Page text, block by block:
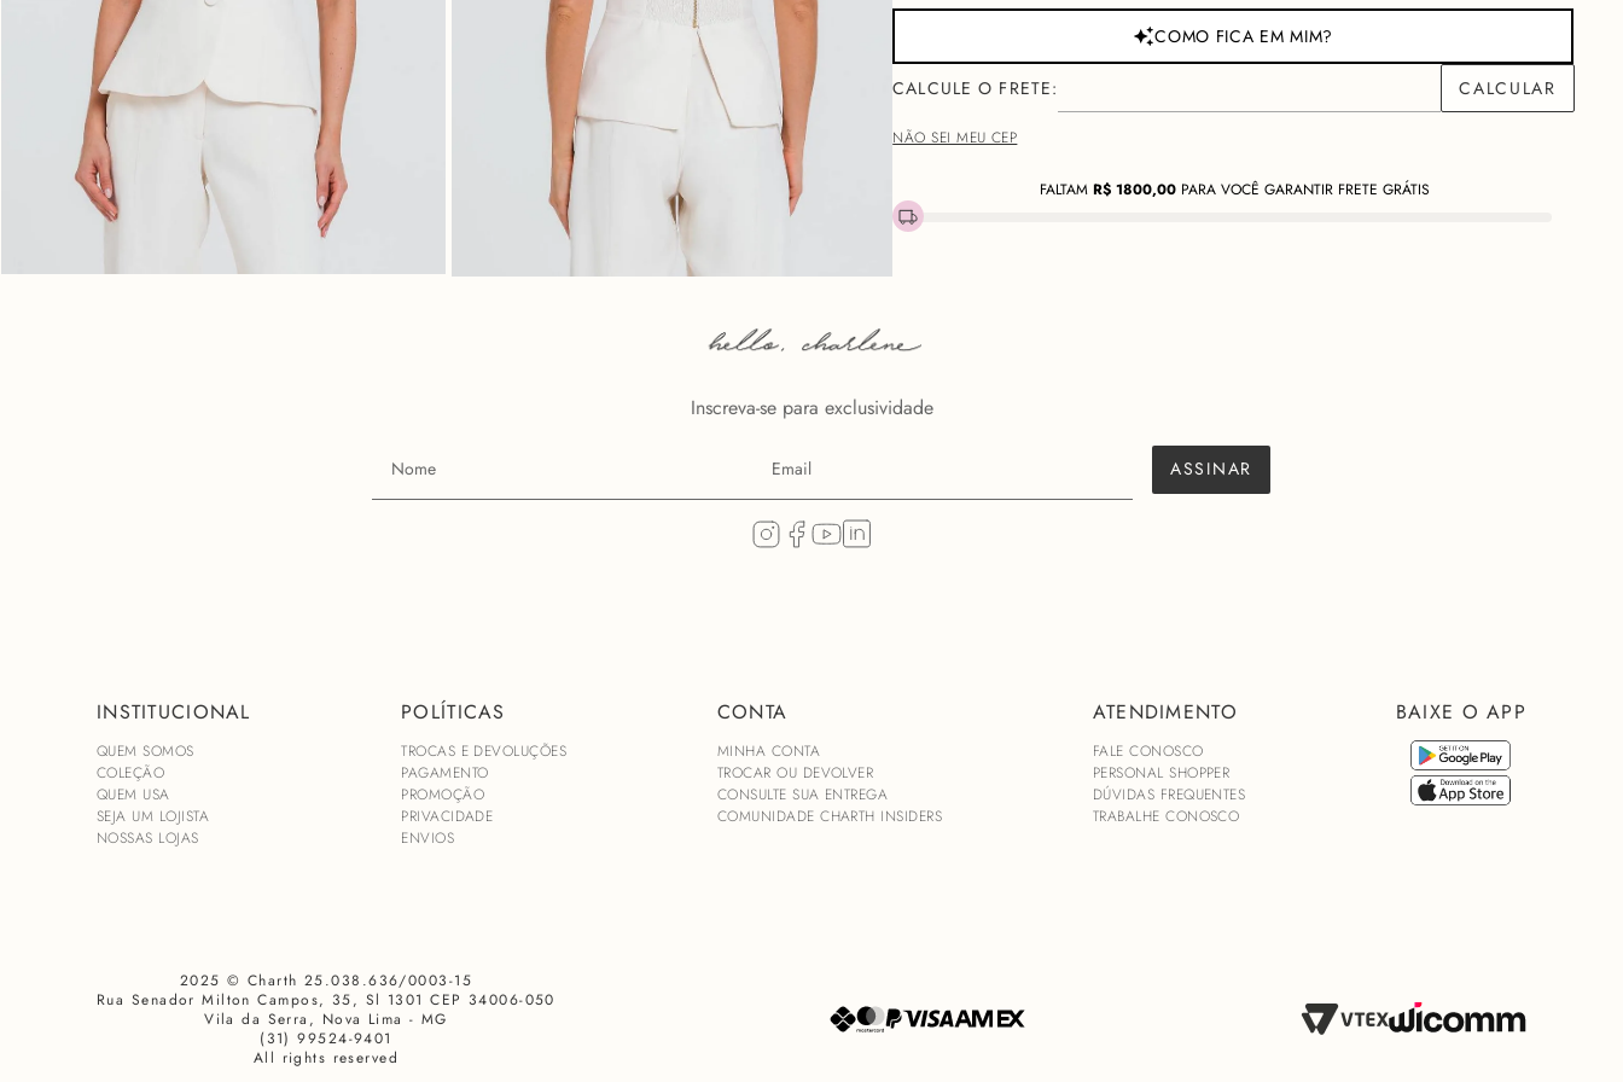
COMO FICA EM MIM?
NÃO SEI MEU CEP
FALTAM R$1800,00 PARA VOCÊ GARANTIR FRETE GRÁTIS
zíper e modelagem acinturada, ele entrega presença sem precisar de adornos extras. O lastex
move com quem a veste, não contra.
Os botões forrados na frente são o diferencial autoral do Tilda: uma referência à alfaiataria
clássica ressignificada pela Charth em linguagem contemporânea. O decote coração estrutura
o busto com elegância.Funciona com calças de corte amplo, bermudas de alfaiataria e saias
midi. Para ocasiões que pedem presença, seja um evento de trabalho ou um jantar especial
Inscreva-se para exclusividade
ASSINAR
INSTITUCIONAL
QUEM SOMOS
COLEÇÃO
QUEM USA
SEJA UM LOJISTA
NOSSAS LOJAS
POLÍTICAS
TROCAS E DEVOLUÇÕES
PAGAMENTO
PROMOÇÃO
PRIVACIDADE
ENVIOS
CONTA
MINHA CONTA
TROCAR OU DEVOLVER
CONSULTE SUA ENTREGA
COMUNIDADE CHARTH INSIDERS
ATENDIMENTO
FALE CONOSCO
PERSONAL SHOPPER
DÚVIDAS FREQUENTES
TRABALHE CONOSCO
BAIXE O APP
2025 © Charth 25.038.636/0003-15
Rua Senador Milton Campos, 35, Sl 1301 CEP 34006-050
Vila da Serra, Nova Lima - MG
(31) 99524-9401
All rights reserved